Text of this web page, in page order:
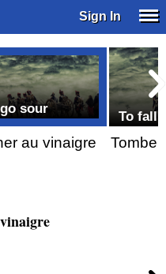
Sign In
sour
au vinaigre
To fall